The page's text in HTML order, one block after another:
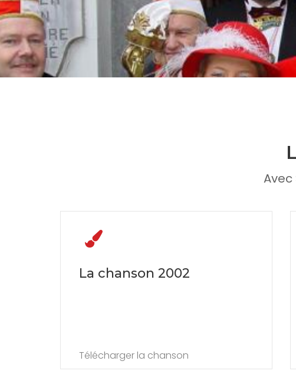
La chanson 2002
Télécharger la chanson